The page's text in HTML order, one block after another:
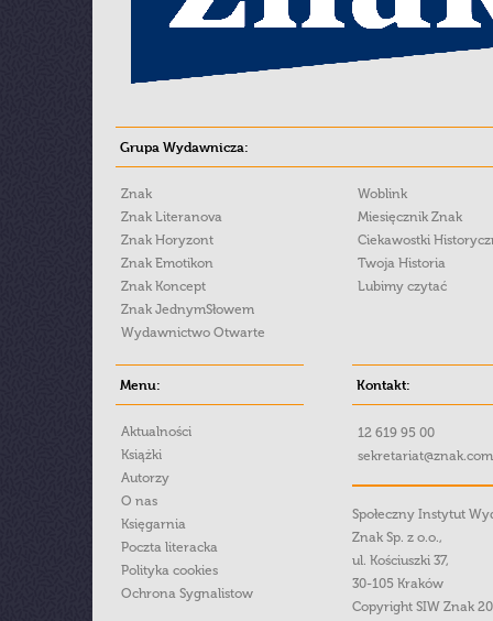
Grupa Wydawnicza:
Znak
Znak Literanova
Znak Horyzont
Znak Emotikon
Znak Koncept
Znak JednymSłowem
Wydawnictwo Otwarte
Woblink
Miesięcznik Znak
Ciekawostki
Twoja Historia
Lubimy czytać
Menu:
Aktualności
Książki
Autorzy
O nas
Księgarnia
Poczta literacka
Polityka cookies
Ochrona Sygnalistow
Kontakt:
12 619 95 00
Społeczny Instytut
Znak Sp. z o.o.,
ul. Kościuszki 37,
30-105 Kraków
Copyright SIW Znak